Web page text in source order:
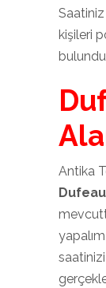
kişileri
Antika
saatinizi